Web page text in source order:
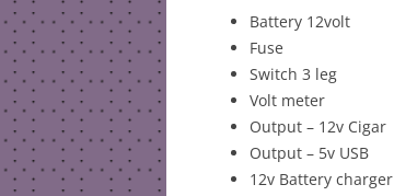
Battery 12volt
Fuse
Switch 3 leg
Volt meter
Output – 12v Cigar
Output – 5v USB
12v Battery charger